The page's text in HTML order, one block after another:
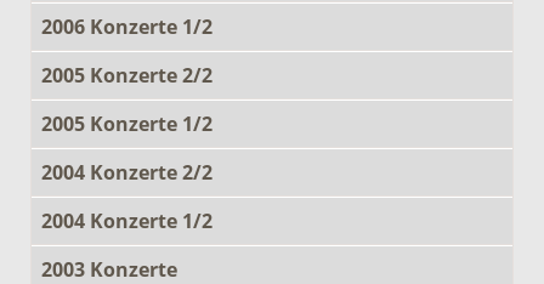
2006 Konzerte 1/2
2005 Konzerte 2/2
2005 Konzerte 1/2
2004 Konzerte 2/2
2004 Konzerte 1/2
2003 Konzerte